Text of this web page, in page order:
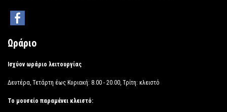
Ωράριο
Ισχύον ωράριο λειτουργίας
Δευτέρα, Τετάρτη έως Κυριακή: 8.00 - 20.00, Τρίτη: κλειστό
Το μουσείο παραμένει κλειστό: